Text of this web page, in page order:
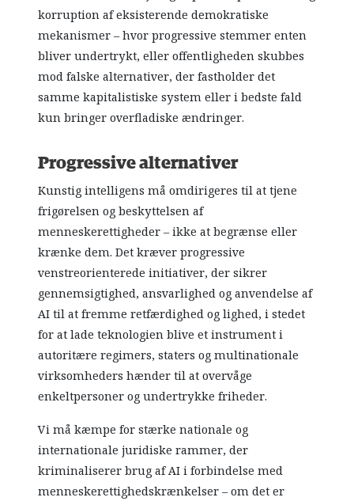
korruption af eksisterende demokratiske
mekanismer – hvor progressive stemmer enten
bliver undertrykt, eller offentligheden skubbes
mod falske alternativer, der fastholder det
samme kapitalistiske system eller i bedste fald
kun bringer overfladiske ændringer.
Progressive alternativer
Kunstig intelligens må omdirigeres til at tjene
frigørelsen og beskyttelsen af
menneskerettigheder – ikke at begrænse eller
krænke dem. Det kræver progressive
venstreorienterede initiativer, der sikrer
gennemsigtighed, ansvarlighed og anvendelse af
AI til at fremme retfærdighed og lighed, i stedet
for at lade teknologien blive et instrument i
autoritære regimers, staters og multinationale
virksomheders hænder til at overvåge
enkeltpersoner og undertrykke friheder.
Vi må kæmpe for stærke nationale og
internationale juridiske rammer, der
kriminaliserer brug af AI i forbindelse med
menneskerettighedskrænkelser – om det er